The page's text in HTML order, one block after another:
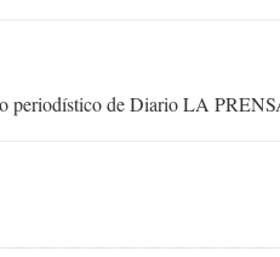
periodístico de Diario LA